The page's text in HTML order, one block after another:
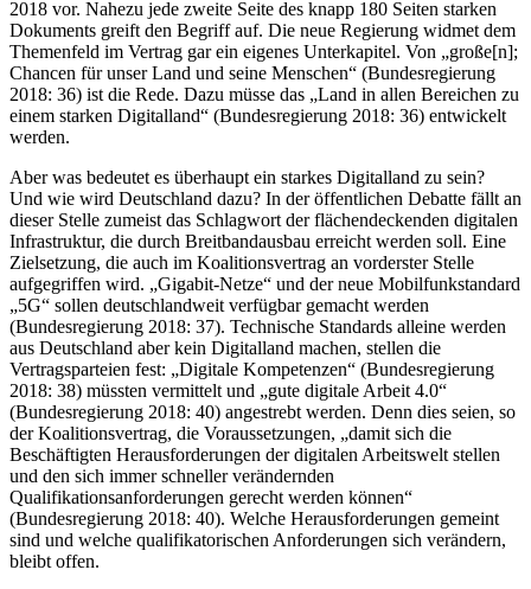
2018 vor. Nahezu jede zweite Seite des knapp 180 Seiten starken
Dokuments greift den Begriff auf. Die neue Regierung widmet dem
Themenfeld im Vertrag gar ein eigenes Unterkapitel. Von „große[n];
Chancen für unser Land und seine Menschen“ (Bundesregierung
2018: 36) ist die Rede. Dazu müsse das „Land in allen Bereichen zu
einem starken Digitalland“ (Bundesregierung 2018: 36) entwickelt
werden.
Aber was bedeutet es überhaupt ein starkes Digitalland zu sein?
Und wie wird Deutschland dazu? In der öffentlichen Debatte fällt an
dieser Stelle zumeist das Schlagwort der flächendeckenden digitalen
Infrastruktur, die durch Breitbandausbau erreicht werden soll. Eine
Zielsetzung, die auch im Koalitionsvertrag an vorderster Stelle
aufgegriffen wird. „Gigabit-Netze“ und der neue Mobilfunkstandard
„5G“ sollen deutschlandweit verfügbar gemacht werden
(Bundesregierung 2018: 37). Technische Standards alleine werden
aus Deutschland aber kein Digitalland machen, stellen die
Vertragsparteien fest: „Digitale Kompetenzen“ (Bundesregierung
2018: 38) müssten vermittelt und „gute digitale Arbeit 4.0“
(Bundesregierung 2018: 40) angestrebt werden. Denn dies seien, so
der Koalitionsvertrag, die Voraussetzungen, „damit sich die
Beschäftigten Herausforderungen der digitalen Arbeitswelt stellen
und den sich immer schneller verändernden
Qualifikationsanforderungen gerecht werden können“
(Bundesregierung 2018: 40). Welche Herausforderungen gemeint
sind und welche qualifikatorischen Anforderungen sich verändern,
bleibt offen.